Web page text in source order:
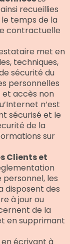
recueillies
temps de la
contractuelle
met en
techniques,
sécurité du
personnelles
accès non
n’est
sécurisé et le
de la
sur
Clients et
les
disposent des
à jour ou
de la
en supprimant
écrivant à